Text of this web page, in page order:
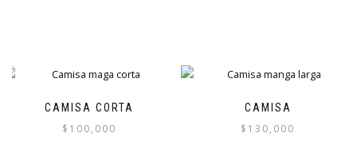
CAMISA CORTA
$ 100,000
CAMISA
$ 130,000